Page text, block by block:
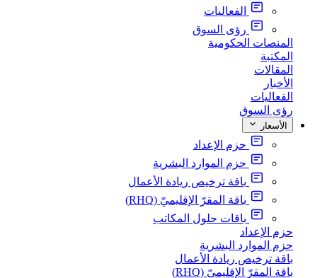
الفعاليات
رؤى السوق
المنصات الحكومية
المكتبة
المقالات
الأخبار
الفعاليات
رؤى السوق
الأسعار
حزم الإعداد
حزم الموارد البشرية
باقة ترخيص ريادة الأعمال
باقة المقرّ الإقليميّ (RHQ)
باقات حلول المكاتب
حزم الإعداد
حزم الموارد البشرية
باقة ترخيص ريادة الأعمال
باقة المقرّ الإقليميّ (RHQ)